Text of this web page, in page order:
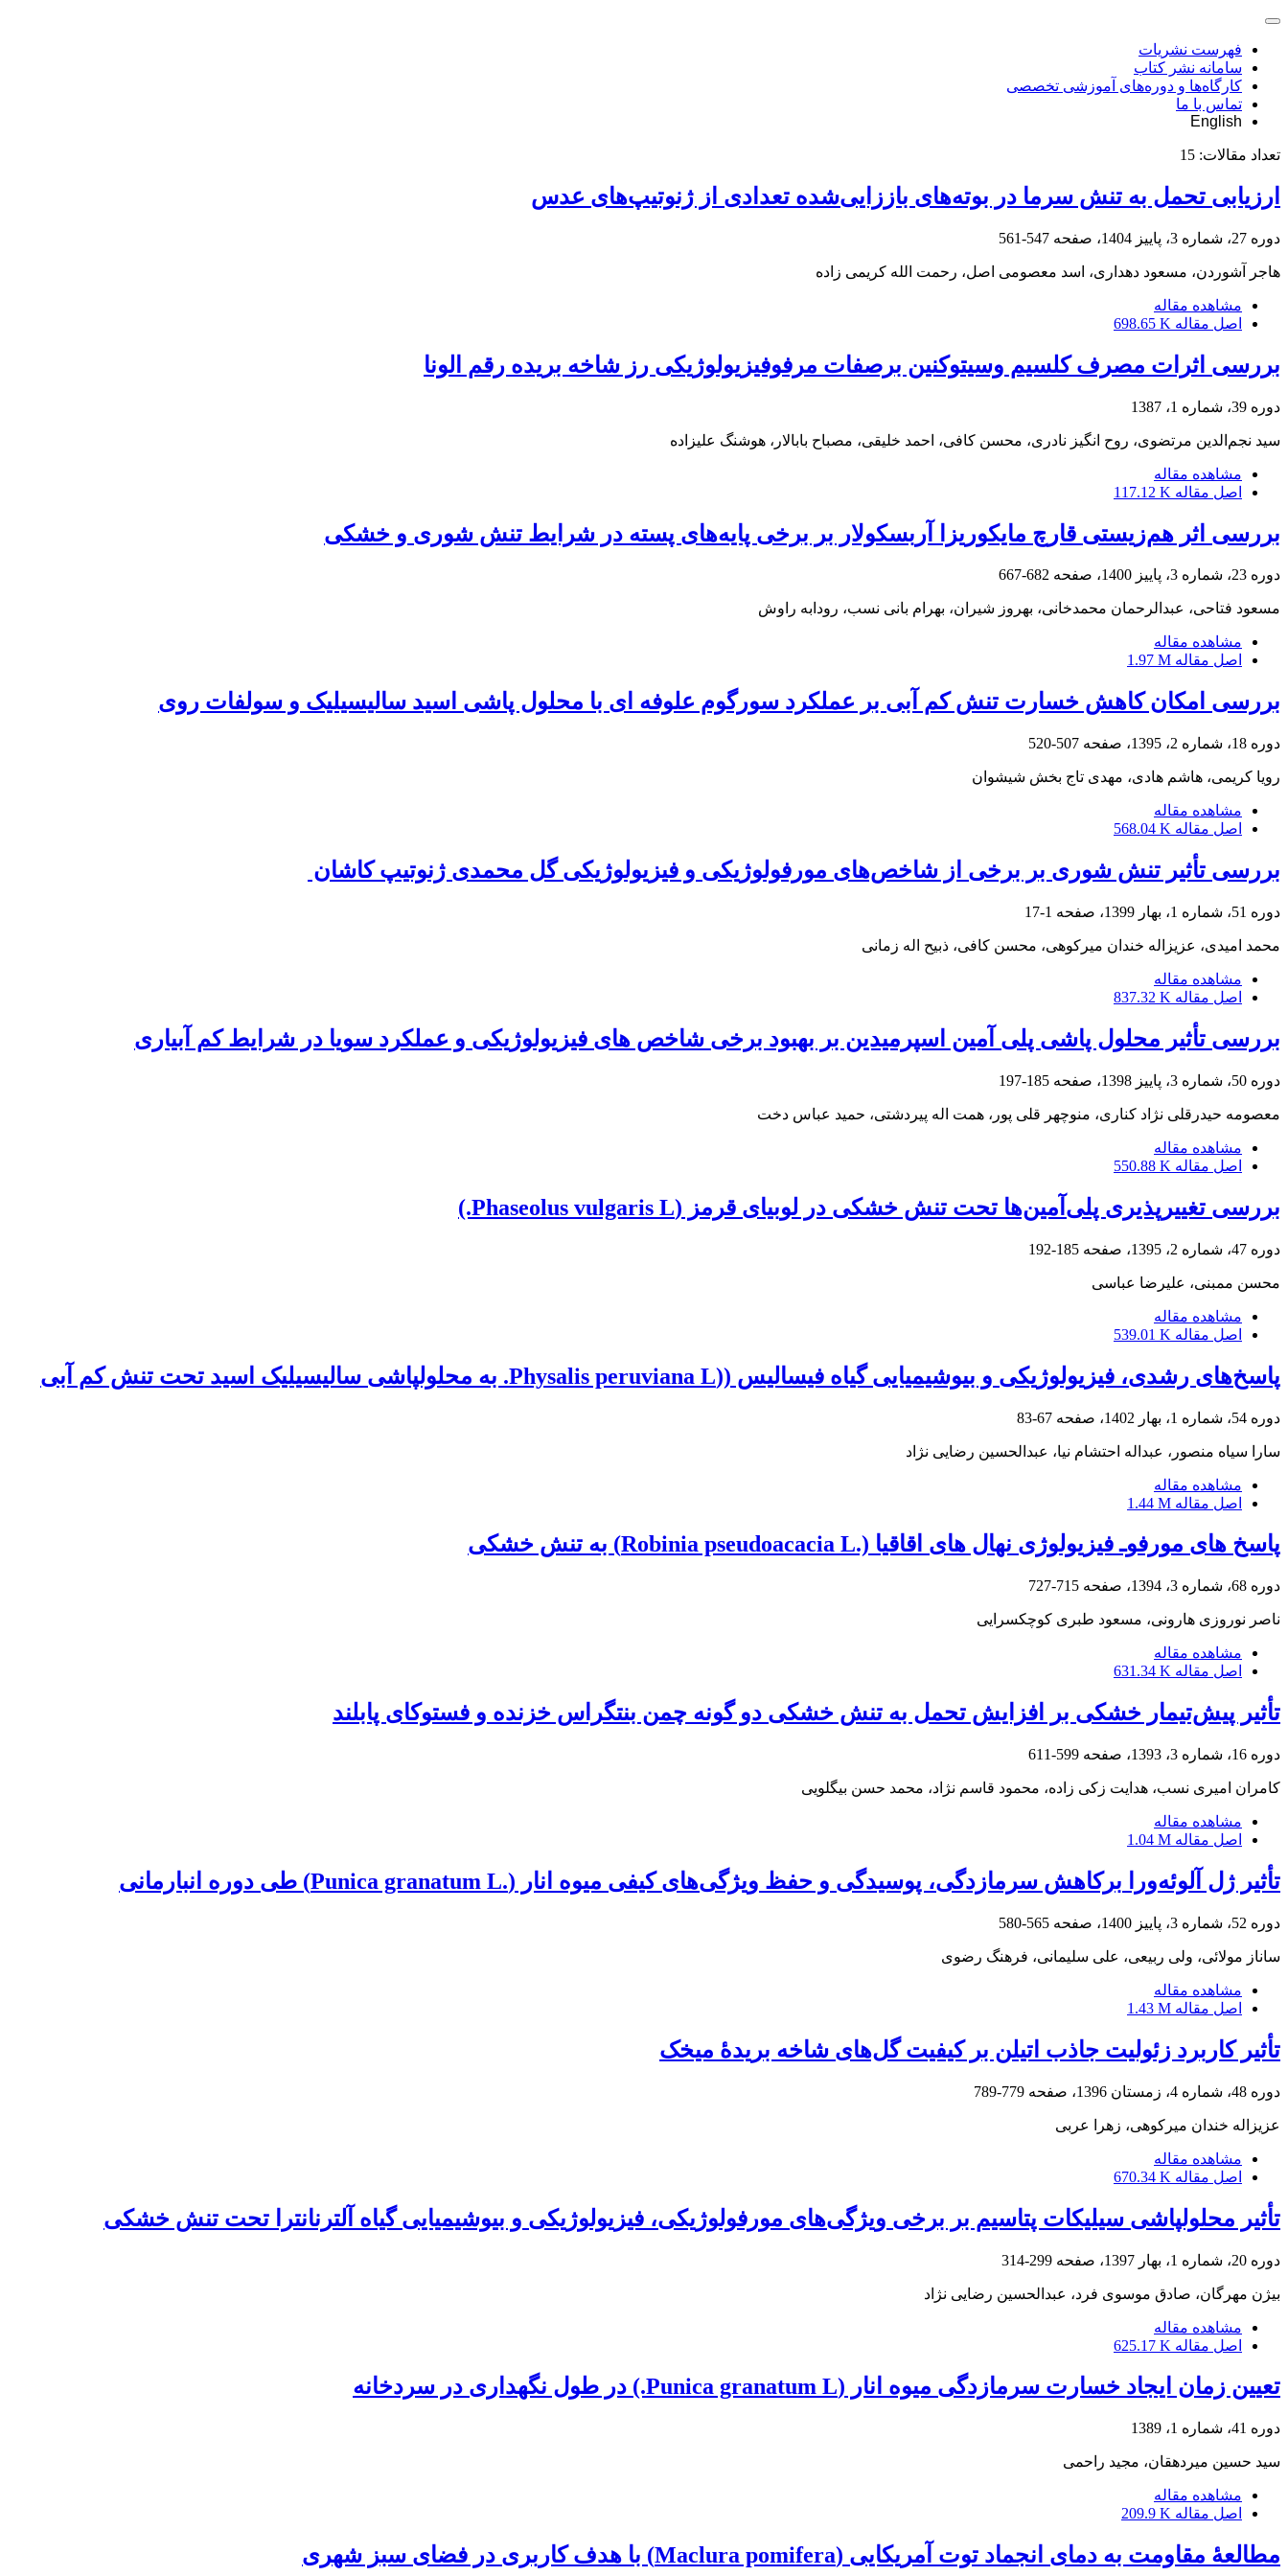
فهرست نشریات
سامانه نشر کتاب
کارگاه‌ها و دوره‌های آموزشی تخصصی
تماس با ما
English
تعداد مقالات: 15
ارزیابی تحمل به تنش سرما در بوته‌های باززایی‌شده تعدادی از ژنوتیپ‌های عدس
دوره 27، شماره 3، پاییز 1404، صفحه 547-561
هاجر آشوردن، مسعود دهداری، اسد معصومی اصل، رحمت الله کریمی زاده
مشاهده مقاله
اصل مقاله 698.65 K
بررسی اثرات مصرف کلسیم وسیتوکنین برصفات مرفوفیزیولوژیکی رز شاخه بریده رقم الونا
دوره 39، شماره 1، 1387
سید نجم‌الدین مرتضوی، روح انگیز نادری، محسن کافی، احمد خلیقی، مصباح بابالار، هوشنگ علیزاده
مشاهده مقاله
اصل مقاله 117.12 K
بررسی اثر هم‌زیستی قارچ مایکوریزا آربسکولار بر برخی پایه‌های پسته در شرایط تنش شوری و خشکی
دوره 23، شماره 3، پاییز 1400، صفحه 682-667
مسعود فتاحی، عبدالرحمان محمدخانی، بهروز شیران، بهرام بانی نسب، رودابه راوش
مشاهده مقاله
اصل مقاله 1.97 M
بررسی امکان کاهش خسارت تنش کم آبی بر عملکرد سورگوم علوفه ای با محلول پاشی اسید سالیسیلیک و سولفات روی
دوره 18، شماره 2، 1395، صفحه 507-520
رویا کریمی، هاشم هادی، مهدی تاج بخش شیشوان
مشاهده مقاله
اصل مقاله 568.04 K
بررسی تأثیر تنش شوری بر برخی از شاخص‌های مورفولوژیکی و فیزیولوژیکی گل محمدی ژنوتیپ ‏کاشان ‏
دوره 51، شماره 1، بهار 1399، صفحه 1-17
محمد امیدی، عزیزاله خندان میرکوهی، محسن کافی، ذبیح اله زمانی
مشاهده مقاله
اصل مقاله 837.32 K
بررسی تأثیر محلول پاشی پلی آمین اسپرمیدین بر بهبود برخی شاخص های فیزیولوژیکی و عملکرد سویا در شرایط کم آبیاری
دوره 50، شماره 3، پاییز 1398، صفحه 185-197
معصومه حیدرقلی نژاد کناری، منوچهر قلی پور، همت اله پیردشتی، حمید عباس دخت
مشاهده مقاله
اصل مقاله 550.88 K
بررسی تغییرپذیری پلی‌آمین‌ها تحت تنش خشکی در لوبیای قرمز (Phaseolus vulgaris L.)
دوره 47، شماره 2، 1395، صفحه 185-192
محسن ممبنی، علیرضا عباسی
مشاهده مقاله
اصل مقاله 539.01 K
پاسخ‌های رشدی، فیزیولوژیکی و بیوشیمیایی گیاه فیسالیس ((Physalis peruviana L. به محلولپاشی سالیسیلیک اسید تحت تنش کم آبی
دوره 54، شماره 1، بهار 1402، صفحه 67-83
سارا سیاه منصور، عبداله احتشام نیا، عبدالحسین رضایی نژاد
مشاهده مقاله
اصل مقاله 1.44 M
پاسخ‏ های مورفو‌ـ فیزیولوژی نهال‏ های اقاقیا (.Robinia pseudoacacia L) به تنش خشکی
دوره 68، شماره 3، 1394، صفحه 715-727
ناصر نوروزی هارونی، مسعود طبری کوچکسرایی
مشاهده مقاله
اصل مقاله 631.34 K
تأثیر پیش‌تیمار خشکی بر افزایش تحمل به تنش خشکی دو گونه چمن بنتگراس خزنده و فستوکای پابلند
دوره 16، شماره 3، 1393، صفحه 599-611
کامران امیری نسب، هدایت زکی زاده، محمود قاسم نژاد، محمد حسن بیگلویی
مشاهده مقاله
اصل مقاله 1.04 M
تأثیر ژل آلوئه‌ورا‎ ‎برکاهش سرمازدگی، پوسیدگی و حفظ ویژگی‌های کیفی میوه انار ‏‏(‏Punica granatum L.‎‏) طی دوره انبارمانی
دوره 52، شماره 3، پاییز 1400، صفحه 565-580
ساناز مولائی، ولی ربیعی، علی سلیمانی، فرهنگ رضوی
مشاهده مقاله
اصل مقاله 1.43 M
تأثیر کاربرد زئولیت جاذب اتیلن بر کیفیت گل‌های شاخه بریدۀ میخک
دوره 48، شماره 4، زمستان 1396، صفحه 779-789
عزیزاله خندان میرکوهی، زهرا عربی
مشاهده مقاله
اصل مقاله 670.34 K
تأثیر محلول‏پاشی سیلیکات پتاسیم بر برخی ویژگی‌های مورفولوژیکی، فیزیولوژیکی و بیوشیمیایی گیاه آلترنانترا تحت تنش خشکی
دوره 20، شماره 1، بهار 1397، صفحه 299-314
بیژن مهرگان، صادق موسوی فرد، عبدالحسین رضایی نژاد
مشاهده مقاله
اصل مقاله 625.17 K
تعیین زمان ایجاد خسارت سرمازدگی میوه انار (Punica granatum L.) در طول نگهداری در سردخانه
دوره 41، شماره 1، 1389
سید حسین میردهقان، مجید راحمی
مشاهده مقاله
اصل مقاله 209.9 K
مطالعۀ مقاومت به دمای انجماد توت آمریکایی (Maclura pomifera) با هدف کاربری در فضای سبز شهری